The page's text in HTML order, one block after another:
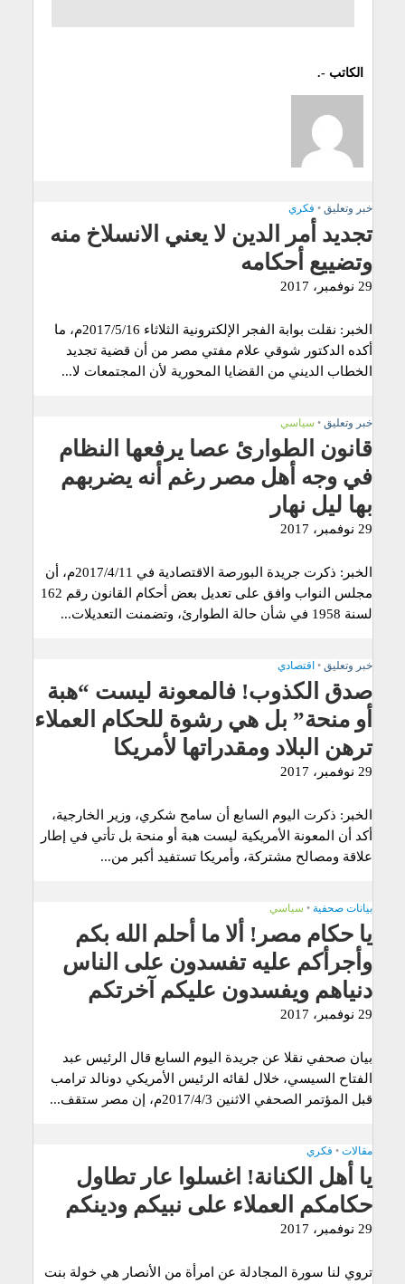
الكاتب -.
خبر وتعليق • فكري
تجديد أمر الدين لا يعني الانسلاخ منه
وتضييع أحكامه
29 نوفمبر، 2017
الخبر: نقلت بوابة الفجر الإلكترونية الثلاثاء 2017/5/16م، ما
أكده الدكتور شوقي علام مفتي مصر من أن قضية تجديد
الخطاب الديني من القضايا المحورية لأن المجتمعات لا...
خبر وتعليق • سياسي
قانون الطوارئ عصا يرفعها النظام
في وجه أهل مصر رغم أنه يضربهم
بها ليل نهار
29 نوفمبر، 2017
الخبر: ذكرت جريدة البورصة الاقتصادية في 2017/4/11م، أن
مجلس النواب وافق على تعديل بعض أحكام القانون رقم 162
لسنة 1958 في شأن حالة الطوارئ، وتضمنت التعديلات...
خبر وتعليق • اقتصادي
صدق الكذوب! فالمعونة ليست “هبة
أو منحة” بل هي رشوة للحكام العملاء
ترهن البلاد ومقدراتها لأمريكا
29 نوفمبر، 2017
الخبر: ذكرت اليوم السابع أن سامح شكري، وزير الخارجية،
أكد أن المعونة الأمريكية ليست هبة أو منحة بل تأتي في إطار
علاقة ومصالح مشتركة، وأمريكا تستفيد أكبر من...
بيانات صحفية • سياسي
يا حكام مصر! ألا ما أحلم الله بكم
وأجرأكم عليه تفسدون على الناس
دنياهم ويفسدون عليكم آخرتكم
29 نوفمبر، 2017
بيان صحفي نقلا عن جريدة اليوم السابع قال الرئيس عبد
الفتاح السيسي، خلال لقائه الرئيس الأمريكي دونالد ترامب
قبل المؤتمر الصحفي الاثنين 2017/4/3م، إن مصر ستقف...
مقالات • فكري
يا أهل الكنانة! اغسلوا عار تطاول
حكامكم العملاء على نبيكم ودينكم
29 نوفمبر، 2017
تروي لنا سورة المجادلة عن امرأة من الأنصار هي خولة بنت